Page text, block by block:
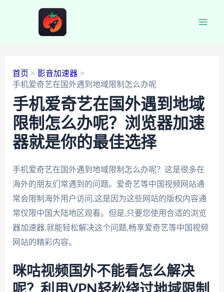
首页
影音加速器
手机爱奇艺在国外遇到地域限制怎么办呢
手机爱奇艺在国外遇到地域
限制怎么办呢？浏览器加速
器就是你的最佳选择
手机爱奇艺在国外遇到地域限制怎么办呢？这是很多在
海外的朋友们常遇到的问题。爱奇艺等中国视频网站通
常会限制海外用户访问,这是因为这些网站的版权内容通
常仅限中国大陆地区观看。但是,只要您使用合适的浏览
器加速器,就能轻松解决这个问题,畅享爱奇艺等中国视频
网站的精彩内容。
咪咕视频国外不能看怎么解决